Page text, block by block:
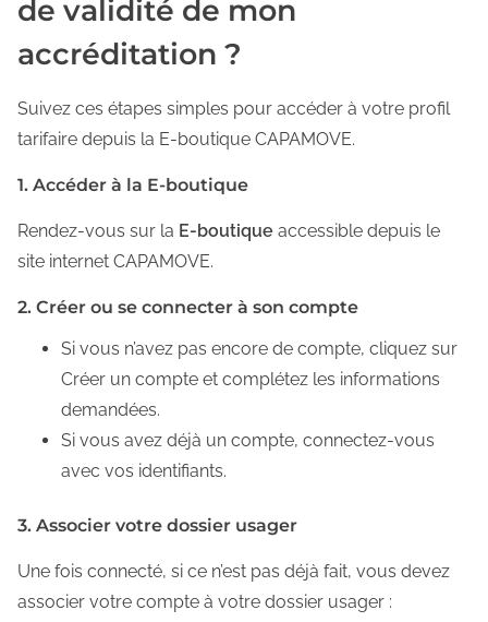
de validité de mon
accréditation ?
Suivez ces étapes simples pour accéder à votre profil
tarifaire depuis la E-boutique CAPAMOVE.
1. Accéder à la E-boutique
Rendez-vous sur la E-boutique accessible depuis le
site internet CAPAMOVE.
2. Créer ou se connecter à son compte
Si vous n’avez pas encore de compte, cliquez sur
Créer un compte et complétez les informations
demandées.
Si vous avez déjà un compte, connectez-vous
avec vos identifiants.
3. Associer votre dossier usager
Une fois connecté, si ce n’est pas déjà fait, vous devez
associer votre compte à votre dossier usager :